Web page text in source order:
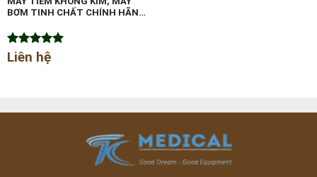
BƠM TINH CHẤT CHÍNH HÃNG
Được xếp
5.00
Liên hệ